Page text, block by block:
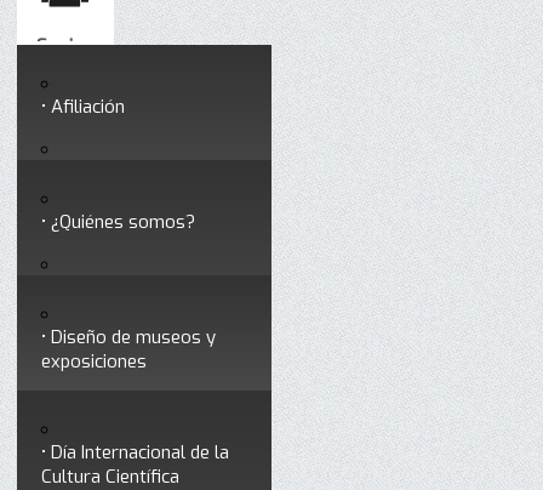
Socios
Afiliación
Testimonios
Socios vigentes
Somedicyt
¿Quiénes somos?
Consejo Directivo
profesionales
Servicios
Diseño de museos y
exposiciones
formar divulgadores
Día Internacional de la
Cultura Científica